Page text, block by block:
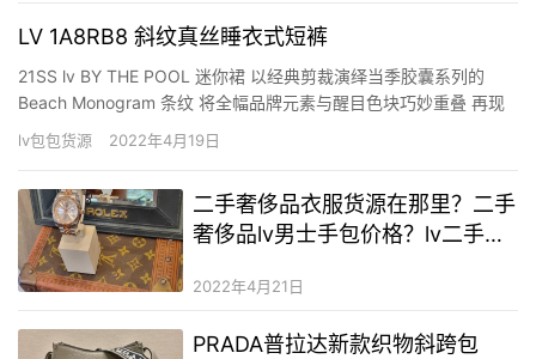
LV 1A8RB8 斜纹真丝睡衣式短裤
21SS lv BY THE POOL 迷你裙 以经典剪裁演绎当季胶囊系列的
Beach Monogram 条纹 将全幅品牌元素与醒目色块巧妙重叠 再现
复古阳伞的图案魅力 挺括棉质华达呢搭配撞色缝线2色3码 本款睡衣
式短裤取材轻盈斜纹真丝，以当季胶囊系列的 Beach Monogram 条
lv包包货源 2022年4月19日
二手奢侈品衣服货源在那里？二手
奢侈品lv男士手包价格？lv二手奢
2022年4月21日
PRADA普拉达新款织物斜跨包